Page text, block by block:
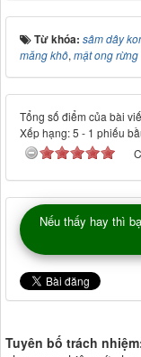
Từ khóa: sâm dây
măng khô, mật ong rừng
Tổng số điểm của bài
Xếp hạng:5 - 1 phiếu
Nếu thấy hay thì
Tuyên bố trách